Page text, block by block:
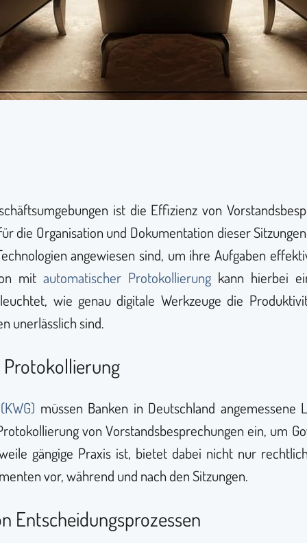
ist die Effizienz von
die Organisation und Dokumentation dieser
angewiesen sind, um ihre Aufgaben
mitautomatischer Protokollierung kann hierbei
wie genau digitale Werkzeuge die
unerlässlich sind.
müssen Banken in Deutschland
von Vorstandsbesprechungen ein, um
gängige Praxis ist, bietet dabei nicht nur
vor, während und nach den Sitzungen.
Entscheidungsprozessen